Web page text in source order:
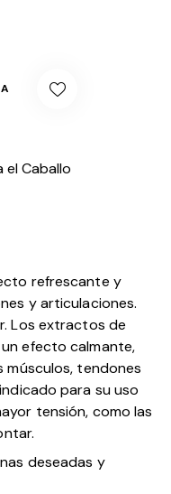
el Caballo
refrescante y
y articulaciones.
Los extractos de
efecto calmante,
tendones
para su uso
tensión, como las
deseadas y